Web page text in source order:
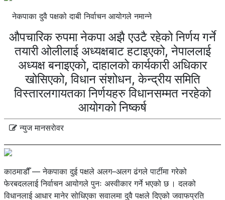
नेकपाका दुवै पक्षको दाबी निर्वाचन आयोगले नमान्‍ने
औपचारिक रुपमा नेकपा अझै एउटै रहेको निर्णय गर्ने
तयारी ओलीलाई अध्यक्षबाट हटाइएको, नेपाललाई
अध्यक्ष बनाइएको, दाहालको कार्यकारी अधिकार
खोसिएको, विधान संशोधन, केन्द्रीय समिति
विस्तारलगायतका निर्णयहरु विधानसम्मत नरहेको
आयोगको निष्कर्ष
न्युज मानसराेवर
काठमाडौँ — नेकपाका दुई पक्षले अलग–अलग ढंगले पार्टीमा गरेको
फेरबदललाई निर्वाचन आयोगले पुनः अस्वीकार गर्ने भएको छ । दलको
विधानलाई आधार मानेर सोधिएका सवालमा दुवै पक्षले दिएको जवाफप्रति